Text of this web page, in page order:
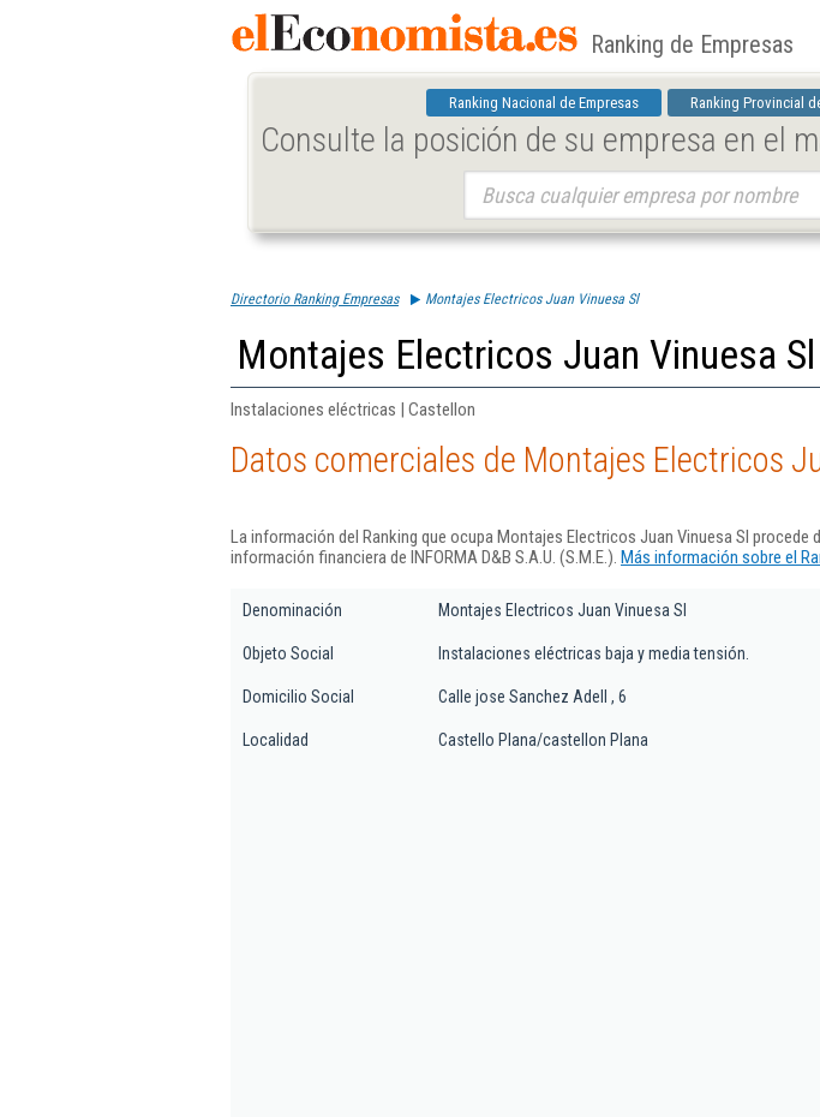
Ranking de Empresas
Ranking Nacional de Empresas Ranking Provincial
Consulte la posición de su empresa en el
Directorio Ranking Empresas Montajes Electricos Juan Vinuesa Sl
Montajes Electricos Juan Vinuesa Sl
Instalaciones eléctricas | Castellon
Datos comerciales de Montajes Electricos
La información del Ranking que ocupa Montajes Electricos Juan Vinuesa Sl procede
información financiera de INFORMA D&B S.A.U. (S.M.E.). Más información sobre el
Denominación Montajes Electricos Juan Vinuesa Sl
Objeto Social Instalaciones eléctricas baja y media tensión.
Domicilio Social Calle jose Sanchez Adell , 6
Localidad Castello Plana/castellon Plana